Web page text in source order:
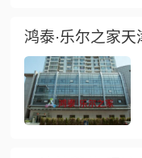
鸿泰·乐尔之家